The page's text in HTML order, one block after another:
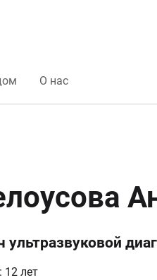
О нас
ультразвуковой
12 лет